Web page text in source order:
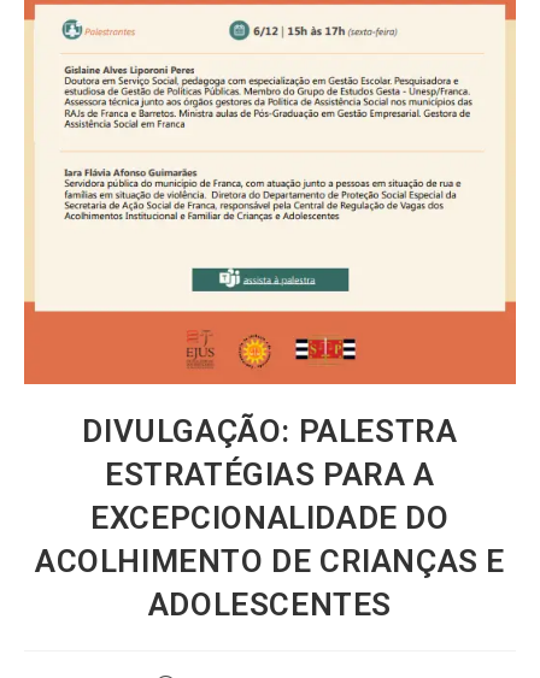
DIVULGAÇÃO: PALESTRA
ESTRATÉGIAS PARA A
EXCEPCIONALIDADE DO
ACOLHIMENTO DE CRIANÇAS E
ADOLESCENTES